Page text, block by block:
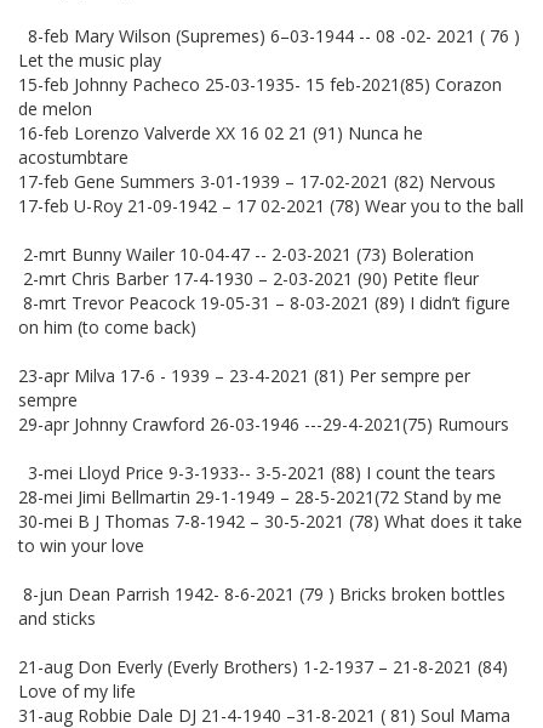
8-feb Mary Wilson (Supremes) 6–03-1944 -- 08 -02- 2021 ( 76 )
Let the music play
15-feb Johnny Pacheco 25-03-1935- 15 feb-2021(85) Corazon
de melon
16-feb Lorenzo Valverde XX 16 02 21 (91) Nunca he
acostumbtare
17-feb Gene Summers 3-01-1939 – 17-02-2021 (82) Nervous
17-feb U-Roy 21-09-1942 – 17 02-2021 (78) Wear you to the ball
2-mrt Bunny Wailer 10-04-47 -- 2-03-2021 (73) Boleration
2-mrt Chris Barber 17-4-1930 – 2-03-2021 (90) Petite fleur
8-mrt Trevor Peacock 19-05-31 – 8-03-2021 (89) I didn’t figure
on him (to come back)
23-apr Milva 17-6 - 1939 – 23-4-2021 (81) Per sempre per
sempre
29-apr Johnny Crawford 26-03-1946 ---29-4-2021(75) Rumours
3-mei Lloyd Price 9-3-1933-- 3-5-2021 (88) I count the tears
28-mei Jimi Bellmartin 29-1-1949 – 28-5-2021(72 Stand by me
30-mei B J Thomas 7-8-1942 – 30-5-2021 (78) What does it take
to win your love
8-jun Dean Parrish 1942- 8-6-2021 (79 ) Bricks broken bottles
and sticks
21-aug Don Everly (Everly Brothers) 1-2-1937 – 21-8-2021 (84)
Love of my life
31-aug Robbie Dale DJ 21-4-1940 –31-8-2021 ( 81) Soul Mama